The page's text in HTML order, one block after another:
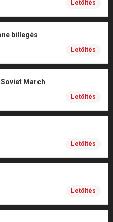
Letöltés
billegés
Letöltés
March
Letöltés
Letöltés
Letöltés